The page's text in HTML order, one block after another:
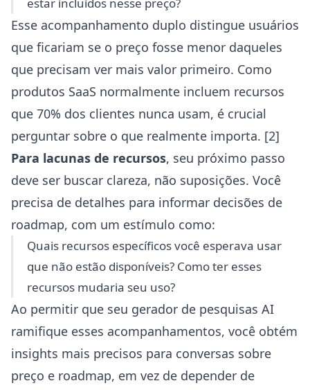
Esse acompanhamento duplo distingue usuários
que ficariam se o preço fosse menor daqueles
que precisam ver mais valor primeiro. Como
produtos SaaS normalmente incluem recursos
que 70% dos clientes nunca usam, é crucial
perguntar sobre o que realmente importa. [2]
Para lacunas de recursos, seu próximo passo
deve ser buscar clareza, não suposições. Você
precisa de detalhes para informar decisões de
roadmap, com um estímulo como:
Quais recursos específicos você esperava usar
que não estão disponíveis? Como ter esses
recursos mudaria seu uso?
Ao permitir que seu gerador de pesquisas AI
ramifique esses acompanhamentos, você obtém
insights mais precisos para conversas sobre
preço e roadmap, em vez de depender de